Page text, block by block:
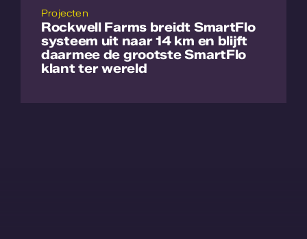
Projecten
Rockwell Farms breidt SmartFlo
systeem uit naar 14 km en blijft
daarmee de grootste SmartFlo
klant ter wereld